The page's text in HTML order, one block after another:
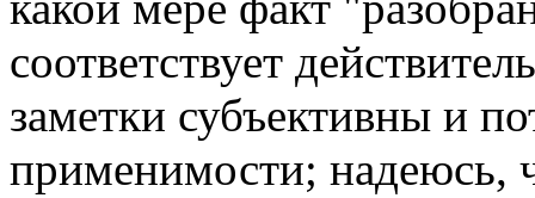
соответствует
заметки субъективны и
применимости; надеюсь,